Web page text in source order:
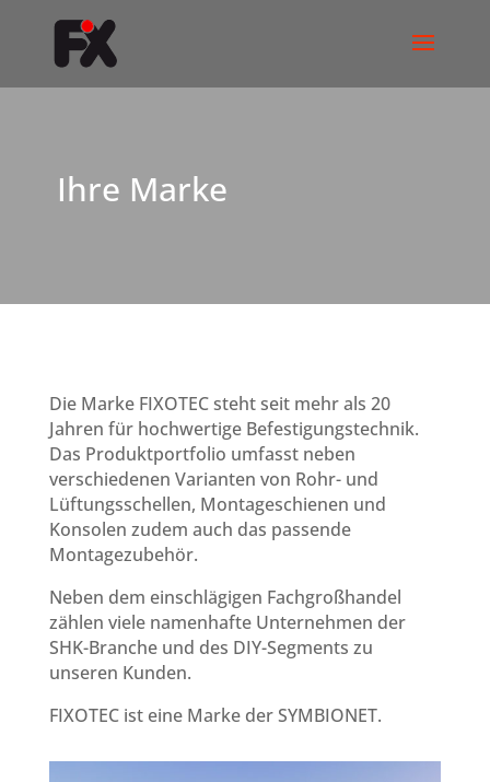
Ihre Marke
Die Marke FIXOTEC steht seit mehr als 20
Jahren für hochwertige Befestigungstechnik.
Das Produktportfolio umfasst neben
verschiedenen Varianten von Rohr- und
Lüftungsschellen, Montageschienen und
Konsolen zudem auch das passende
Montagezubehör.
Neben dem einschlägigen Fachgroßhandel
zählen viele namenhafte Unternehmen der
SHK-Branche und des DIY-Segments zu
unseren Kunden.
FIXOTEC ist eine Marke der SYMBIONET.